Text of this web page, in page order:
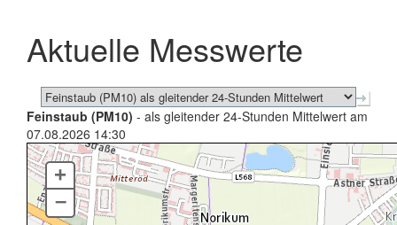
schließen
Aktuelle Messwerte
Feinstaub (PM10) - als gleitender 24-Stunden Mittelwert am
07.08.2026 14:30
+
–